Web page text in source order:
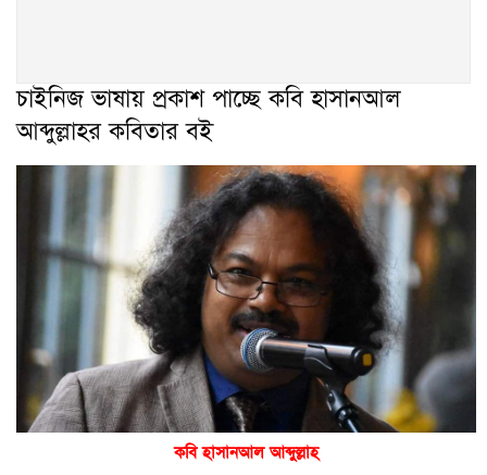
চাইনিজ ভাষায় প্রকাশ পাচ্ছে কবি হাসানআল
আব্দুল্লাহর কবিতার বই
কবি হাসানআল আব্দুল্লাহ